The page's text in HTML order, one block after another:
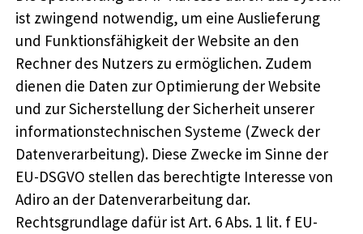
ist zwingend notwendig, um eine Auslieferung
und Funktionsfähigkeit der Website an den
Rechner des Nutzers zu ermöglichen. Zudem
dienen die Daten zur Optimierung der Website
und zur Sicherstellung der Sicherheit unserer
informationstechnischen Systeme (Zweck der
Datenverarbeitung). Diese Zwecke im Sinne der
EU-DSGVO stellen das berechtigte Interesse von
Adiro an der Datenverarbeitung dar.
Rechtsgrundlage dafür ist Art. 6 Abs. 1 lit. f EU-